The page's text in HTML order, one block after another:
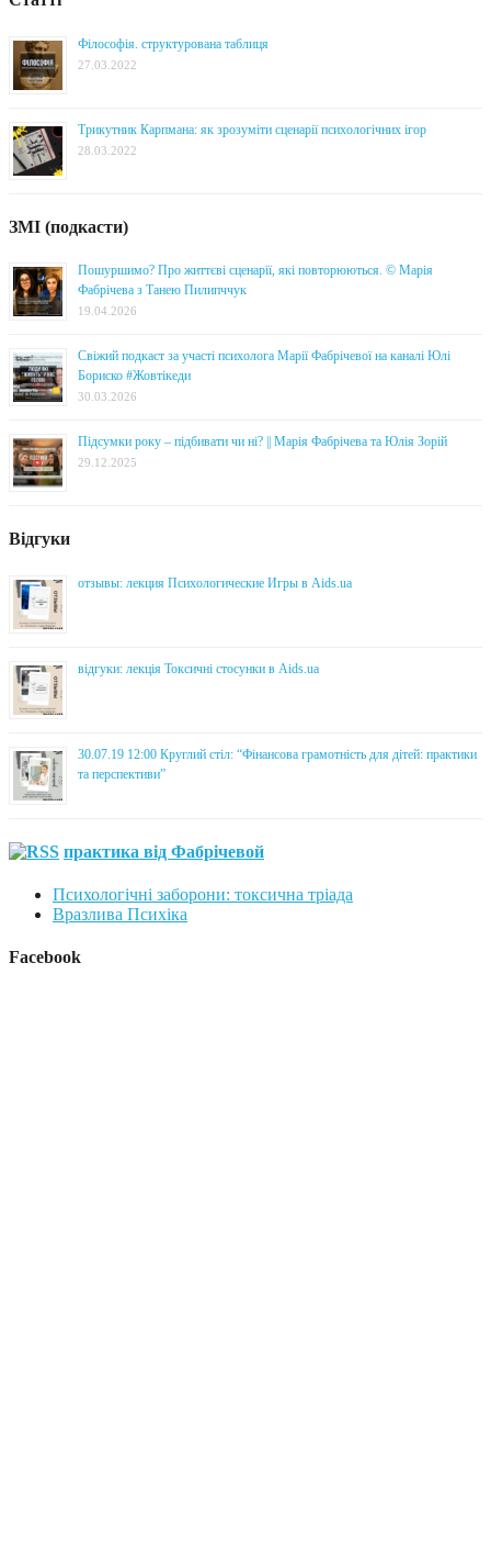
Філософія. структурована таблиця
27.03.2022
Трикутник Карпмана: як зрозуміти сценарії психологічних ігор
28.03.2022
ЗМІ (подкасти)
Пошуршимо? Про життєві сценарії, які повторюються. © Марія
Фабрічева з Танею Пилипччук
19.04.2026
Свіжий подкаст за участі психолога Марії Фабрічевої на каналі Юлі
Бориско #Жовтікеди
30.03.2026
Підсумки року – підбивати чи ні? || Марія Фабрічева та Юлія Зорій
29.12.2025
Відгуки
отзывы: лекция Психологические Игры в Aids.ua
відгуки: лекція Токсичні стосунки в Aids.ua
30.07.19 12:00 Круглий стіл: “Фінансова грамотність для дітей: практики
та перспективи”
практика від Фабрічевой
Психологічні заборони: токсична тріада
Вразлива Психіка
Facebook